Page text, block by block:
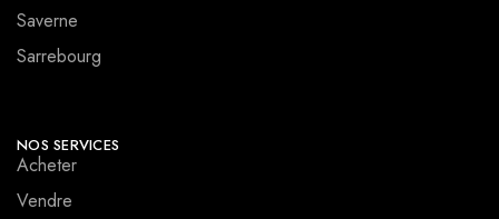
Saverne
Sarrebourg
NOS SERVICES
Acheter
Vendre